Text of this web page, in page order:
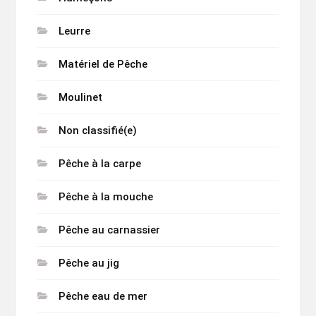
Leurre
Matériel de Pêche
Moulinet
Non classifié(e)
Pêche à la carpe
Pêche à la mouche
Pêche au carnassier
Pêche au jig
Pêche eau de mer